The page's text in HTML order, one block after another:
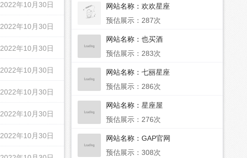
2022年10月30日
2022年10月30日
2022年10月30日
2022年10月30日
2022年10月30日
2022年10月30日
2022年10月30日
网站名称： 欢欢星座
预估展示：287次
网站名称： 也买酒
预估展示：283次
网站名称： 七丽星座
预估展示：286次
网站名称： 星座屋
预估展示：276次
网站名称： GAP官网
预估展示：308次